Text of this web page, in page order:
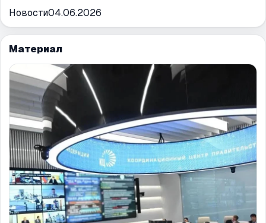
Новости04.06.2026
Материал